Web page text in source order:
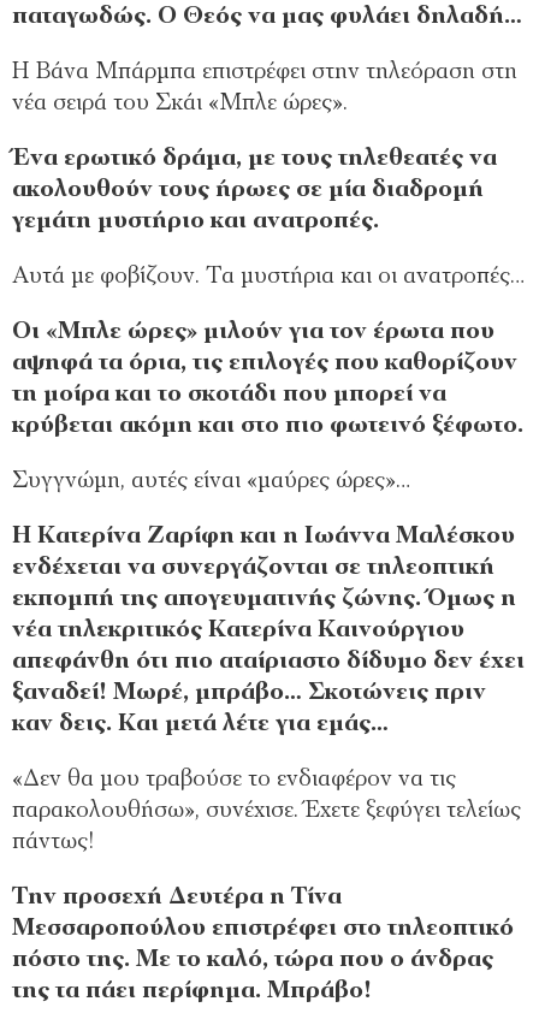
παταγωδώς. Ο Θεός να μας φυλάει δηλαδή…
Η Βάνα Μπάρμπα επιστρέφει στην τηλεόραση στη
νέα σειρά του Σκάι «Μπλε ώρες».
Ένα ερωτικό δράμα, με τους τηλεθεατές να
ακολουθούν τους ήρωες σε μία διαδρομή
γεμάτη μυστήριο και ανατροπές.
Αυτά με φοβίζουν. Τα μυστήρια και οι ανατροπές…
Οι «Μπλε ώρες» μιλούν για τον έρωτα που
αψηφά τα όρια, τις επιλογές που καθορίζουν
τη μοίρα και το σκοτάδι που μπορεί να
κρύβεται ακόμη και στο πιο φωτεινό ξέφωτο.
Συγγνώμη, αυτές είναι «μαύρες ώρες»…
Η Κατερίνα Ζαρίφη και η Ιωάννα Μαλέσκου
ενδέχεται να συνεργάζονται σε τηλεοπτική
εκπομπή της απογευματινής ζώνης. Όμως η
νέα τηλεκριτικός Κατερίνα Καινούργιου
απεφάνθη ότι πιο αταίριαστο δίδυμο δεν έχει
ξαναδεί! Μωρέ, μπράβο… Σκοτώνεις πριν
καν δεις. Και μετά λέτε για εμάς…
«Δεν θα μου τραβούσε το ενδιαφέρον να τις
παρακολουθήσω», συνέχισε. Έχετε ξεφύγει τελείως
πάντως!
Την προσεχή Δευτέρα η Τίνα
Μεσσαροπούλου επιστρέφει στο τηλεοπτικό
πόστο της. Με το καλό, τώρα που ο άνδρας
της τα πάει περίφημα. Μπράβο!